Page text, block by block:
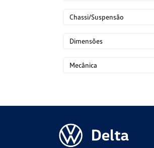
Chassi/Suspensão
Dimensões
Mecânica